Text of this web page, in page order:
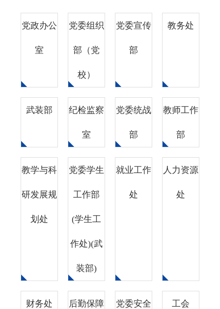
党政办公
室
党委组织
部（党
校）
党委宣传
部
教务处
武装部 纪检监察
室
党委统战
部
教师工作
部
教学与科
研发展规
划处
党委学生
工作部
(学生工
作处)(武
装部)
就业工作
处
人力资源
处
财务处 后勤保障 党委安全 工会